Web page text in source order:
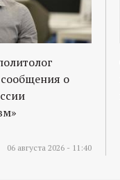
о
06 августа 2026 - 11:40